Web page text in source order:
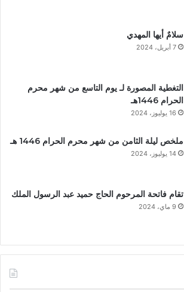
سلامٌ أيها المهدي
7 أبريل، 2024
التغطية المصورة لـ يوم التاسع من شهر محرم
الحرام 1446هـ
16 يوليوز، 2024
ملخص ليلة الثامن من شهر محرم الحرام 1446 هـ
14 يوليوز، 2024
تقام فاتحة المرحوم الحاج حميد عبد الرسول الملك
9 ماي، 2024